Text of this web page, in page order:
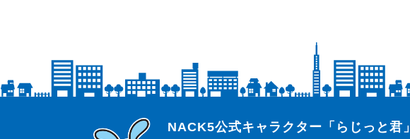
らじっと君
NACK5公式キャラクター「らじっと君」